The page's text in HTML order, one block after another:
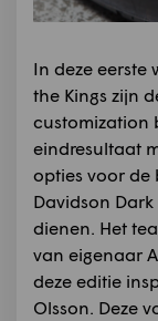
In deze eerste
the Kings zijn
customization
eindresultaat
opties voor de
Davidson
dienen. Het
van eigenaar
deze editie
Olsson. Deze